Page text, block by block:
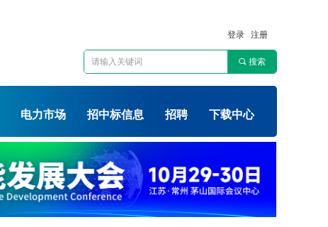
끠 搜索
登录 注册
电力市场 招中标信息 招聘 下载中心